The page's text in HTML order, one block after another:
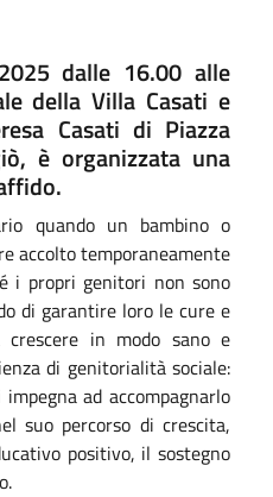
dalle 16.00 alle
della Villa Casati e
Casati di Piazza
è organizzata una
quando un bambino o
accolto temporaneamente
i propri genitori non sono
di garantire loro le cure e
crescere in modo sano e
di genitorialità sociale:
ad accompagnarlo
suo percorso di crescita,
positivo, il sostegno